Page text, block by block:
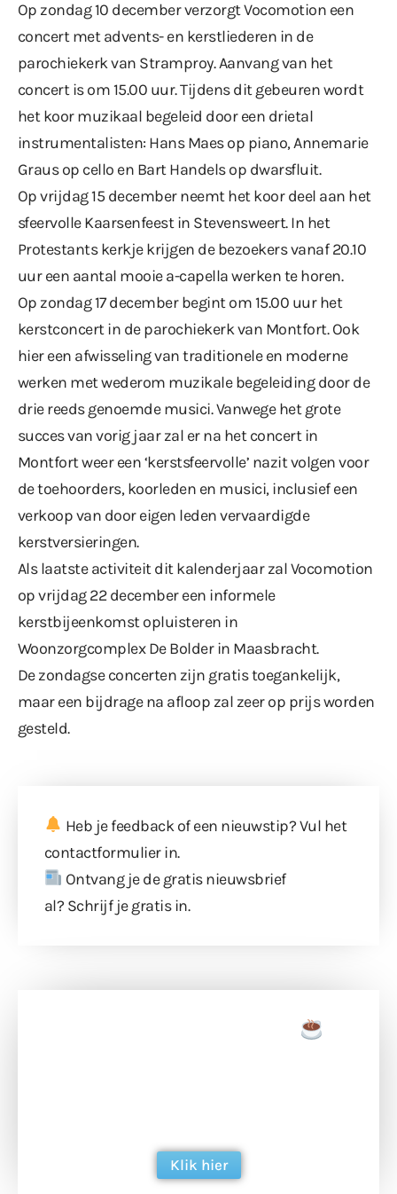
Op zondag 10 december verzorgt Vocomotion een
concert met advents- en kerstliederen in de
parochiekerk van Stramproy. Aanvang van het
concert is om 15.00 uur. Tijdens dit gebeuren wordt
het koor muzikaal begeleid door een drietal
instrumentalisten: Hans Maes op piano, Annemarie
Graus op cello en Bart Handels op dwarsfluit.
Op vrijdag 15 december neemt het koor deel aan het
sfeervolle Kaarsenfeest in Stevensweert. In het
Protestants kerkje krijgen de bezoekers vanaf 20.10
uur een aantal mooie a-capella werken te horen.
Op zondag 17 december begint om 15.00 uur het
kerstconcert in de parochiekerk van Montfort. Ook
hier een afwisseling van traditionele en moderne
werken met wederom muzikale begeleiding door de
drie reeds genoemde musici. Vanwege het grote
succes van vorig jaar zal er na het concert in
Montfort weer een ‘kerstsfeervolle’ nazit volgen voor
de toehoorders, koorleden en musici, inclusief een
verkoop van door eigen leden vervaardigde
kerstversieringen.
Als laatste activiteit dit kalenderjaar zal Vocomotion
op vrijdag 22 december een informele
kerstbijeenkomst opluisteren in
Woonzorgcomplex De Bolder in Maasbracht.
De zondagse concerten zijn gratis toegankelijk,
maar een bijdrage na afloop zal zeer op prijs worden
gesteld.
Heb je feedback of een nieuwstip? Vul het
contactformulierin.
Ontvang je de gratis nieuwsbrief
al? Schrijf je gratis in.
Klik hier